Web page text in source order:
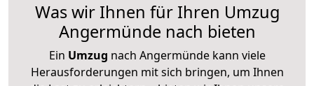
Was wir Ihnen für Ihren Umzug
Angermünde nach bieten
Ein Umzug nach Angermünde kann viele
Herausforderungen mit sich bringen, um Ihnen